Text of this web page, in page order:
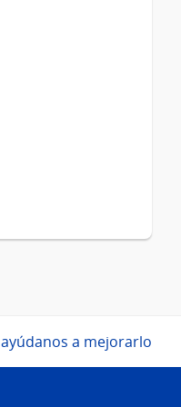
ayúdanos a mejorarlo